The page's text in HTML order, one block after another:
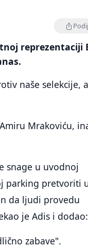
reprezentaciji
naše selekcije, a
Mrakoviću,
snage u uvodnoj
parking pretvoriti
da ljudi provedu
je Adis i dodao:
zabave".